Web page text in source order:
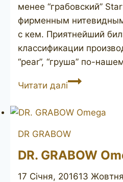
менее “грабовский”
фирменным
с кем. Приятнейший
классификации
“pear”, “груша” по-
Читати даліDR.
Starfire
DR GRABOW
DR. GRABOW
17 Січня, 201613